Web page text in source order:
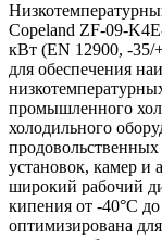
Copeland ZF-09-
кВт (EN 12900, -35/
для обеспечения
промышленного
холодильного
установок, камер и
широкий рабочий
кипения от -40°C
оптимизирована